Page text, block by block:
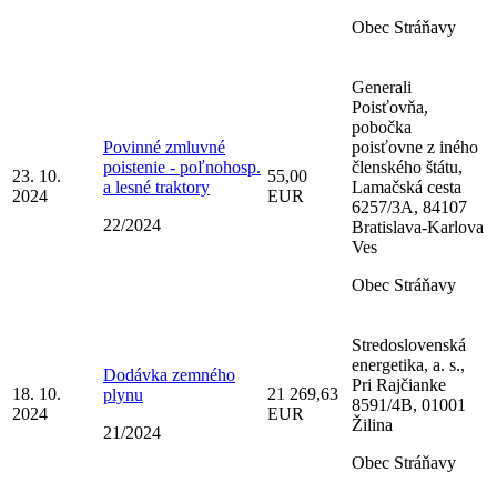
Obec Stráňavy
23. 10.
2024
Povinné zmluvné
poistenie - poľnohosp.
a lesné traktory
22/2024
55,00
EUR
Generali
Poisťovňa,
pobočka
poisťovne z iného
členského štátu,
Lamačská cesta
6257/3A, 84107
Bratislava-Karlova
Ves
Obec Stráňavy
18. 10.
2024
Dodávka zemného
plynu
21/2024
21 269,63
EUR
Stredoslovenská
energetika, a. s.,
Pri Rajčianke
8591/4B, 01001
Žilina
Obec Stráňavy